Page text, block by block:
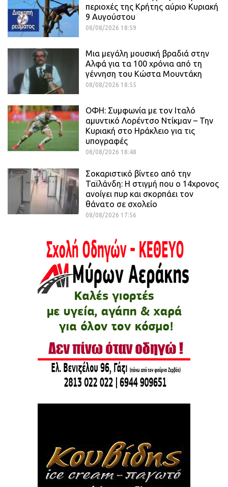
περιοχές της Κρήτης αύριο Κυριακή
9 Αυγούστου
08/08/2026 18:59
Μια μεγάλη μουσική βραδιά στην
Αλφά για τα 100 χρόνια από τη
γέννηση του Κώστα Μουντάκη
08/08/2026 18:55
ΟΦΗ: Συμφωνία με τον Ιταλό
αμυντικό Λορέντσο Ντίκμαν – Την
Κυριακή στο Ηράκλειο για τις
υπογραφές
08/08/2026 18:48
Σοκαριστικό βίντεο από την
Ταϊλάνδη: Η στιγμή που ο 14χρονος
ανοίγει πυρ και σκορπάει τον
θάνατο σε σχολείο
08/08/2026 17:56